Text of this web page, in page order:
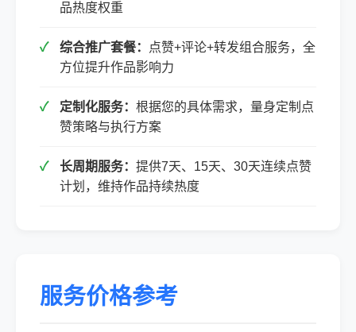
品热度权重
综合推广套餐：
点赞+评论+转发组合服务，全
方位提升作品影响力
定制化服务： 根据您的具体需求，量身定制点
赞策略与执行方案
长周期服务： 提供7天、15天、30天连续点赞
计划，维持作品持续热度
服务价格参考